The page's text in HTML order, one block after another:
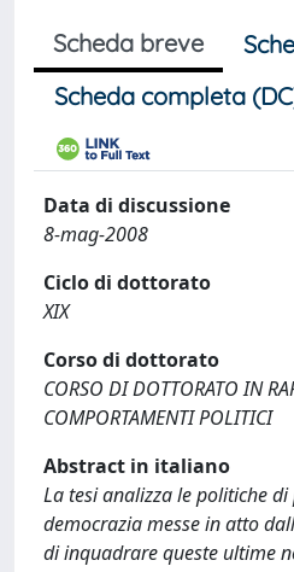
Scheda breve
Scheda completa
Data di discussione
8-mag-2008
Ciclo di dottorato
XIX
Corso di dottorato
CORSO DI DOTTORATO IN
COMPORTAMENTI POLITICI
Abstract in italiano
La tesi analizza le politiche
democrazia messe in atto
di inquadrare queste ultime